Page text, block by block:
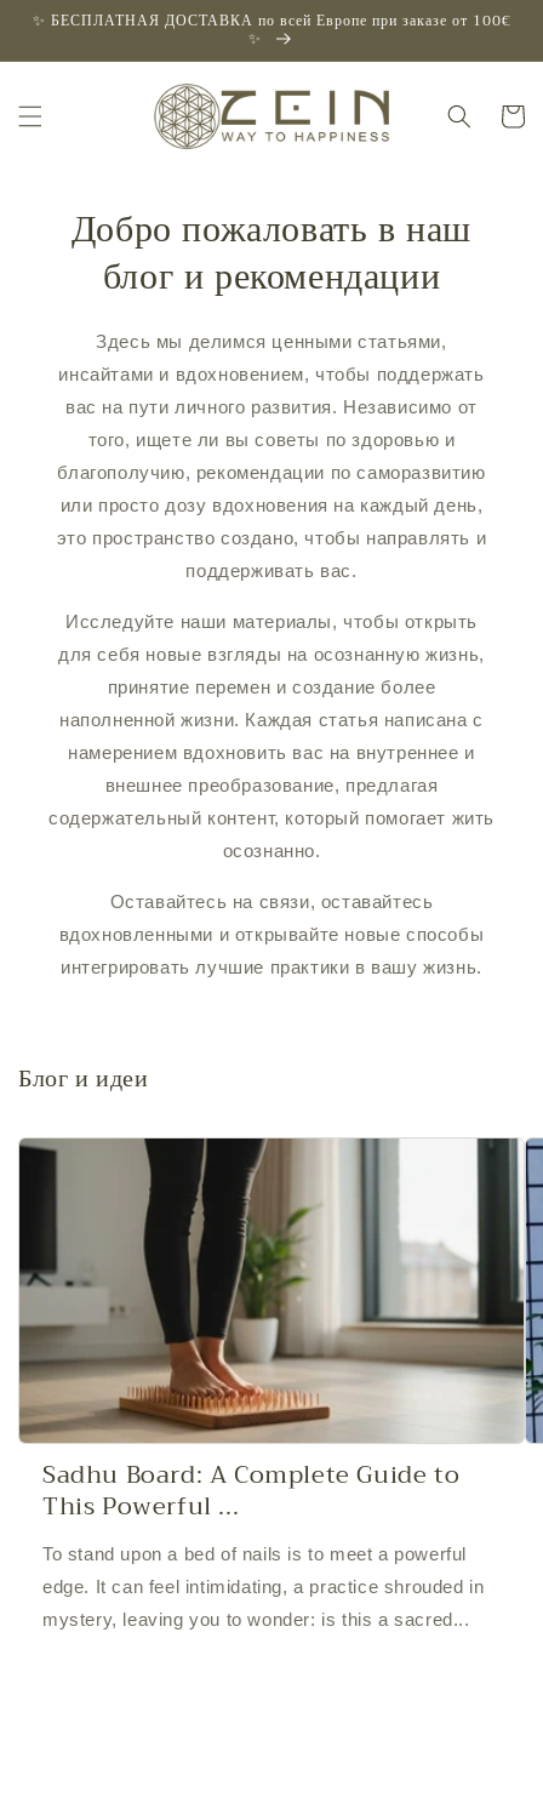
к
✨ БЕСПЛАТНАЯ ДОСТАВКА по всей Европе при заказе от 100€
✨
Добро пожаловать в наш
блог и рекомендации
Здесь мы делимся ценными статьями,
инсайтами и вдохновением, чтобы поддержать
вас на пути личного развития. Независимо от
того, ищете ли вы советы по здоровью и
благополучию, рекомендации по саморазвитию
или просто дозу вдохновения на каждый день,
это пространство создано, чтобы направлять и
поддерживать вас.
Исследуйте наши материалы, чтобы открыть
для себя новые взгляды на осознанную жизнь,
принятие перемен и создание более
наполненной жизни. Каждая статья написана с
намерением вдохновить вас на внутреннее и
внешнее преобразование, предлагая
содержательный контент, который помогает жить
осознанно.
Оставайтесь на связи, оставайтесь
вдохновленными и открывайте новые способы
интегрировать лучшие практики в вашу жизнь.
Блог и идеи
Sadhu Board: A Complete Guide to
This Powerful ...
To stand upon a bed of nails is to meet a powerful
edge. It can feel intimidating, a practice shrouded in
mystery, leaving you to wonder: is this a sacred...